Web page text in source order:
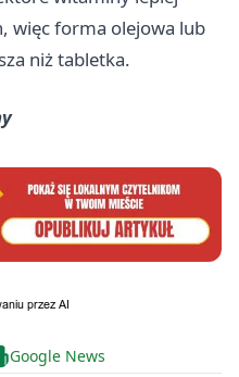
więc forma olejowa lub
niż tabletka.
Google News